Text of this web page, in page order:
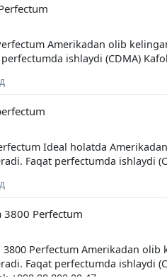
Amerikadan olib
ishlaydi (CDMA)
Ideal holatda
Faqat perfectumda ishlaydi
3800 Perfectum
3800 Perfectum Amerikadan
Faqat perfectumda ishlaydi